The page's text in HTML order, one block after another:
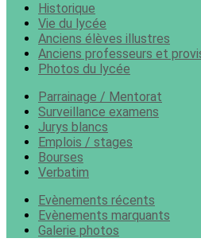
Historique
Vie du lycée
Anciens élèves illustres
Anciens professeurs et
Photos du lycée
Parrainage / Mentorat
Surveillance examens
Jurys blancs
Emplois / stages
Bourses
Verbatim
Evènements récents
Evènements marquants
Galerie photos